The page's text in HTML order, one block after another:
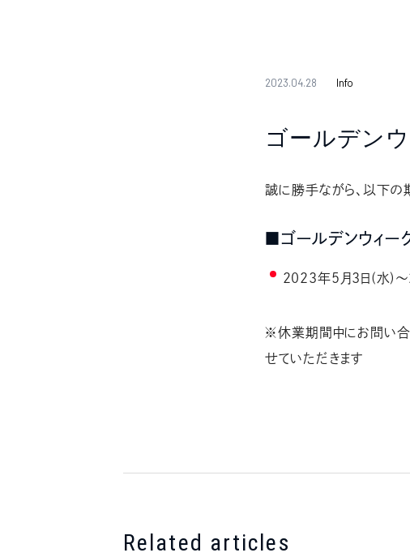
2023.04.28 Info
ゴールデン
誠に勝手ながら、以下の
■ゴールデンウィー
2023年5月3日(水)
※休業期間中にお問い合
せていただきます
Related articles